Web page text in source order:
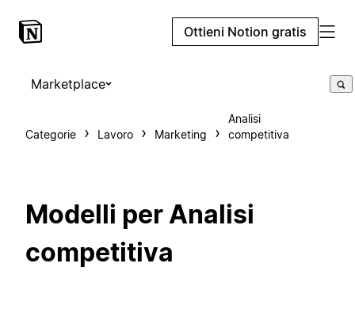
Ottieni Notion gratis
Marketplace
Categorie Lavoro Marketing
Analisi
competitiva
Modelli per Analisi
competitiva